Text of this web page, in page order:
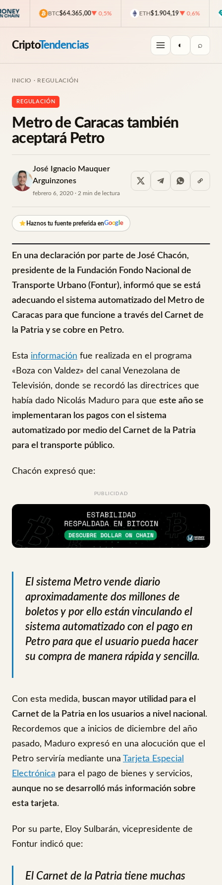
BTC$64.365,00▼ 0,5% ETH$1.904,19▼ 0,6%
CriptoTendencias ◐ ⌕
INICIO · REGULACIÓN
REGULACIÓN
Metro de Caracas también
aceptará Petro
José Ignacio Mauquer
Arguinzones
febrero 6, 2020 · 2 min de lectura
Haznos tu fuente preferida enGoog e
En una declaración por parte de José Chacón,
presidente de la Fundación Fondo Nacional de
Transporte Urbano (Fontur), informó que se está
adecuando el sistema automatizado del Metro de
Caracas para que funcione a través del Carnet de
la Patria y se cobre en Petro.
Esta información fue realizada en el programa
«Boza con Valdez» del canal Venezolana de
Televisión, donde se recordó las directrices que
había dado Nicolás Maduro para que este año se
implementaran los pagos con el sistema
automatizado por medio del Carnet de la Patria
para el transporte público.
Chacón expresó que:
PUBLICIDAD
El sistema Metro vende diario
aproximadamente dos millones de
boletos y por ello están vinculando el
sistema automatizado con el pago en
Petro para que el usuario pueda hacer
su compra de manera rápida y sencilla.
Con esta medida, buscan mayor utilidad para el
Carnet de la Patria en los usuarios a nivel nacional .
Recordemos que a inicios de diciembre del año
pasado, Maduro expresó en una alocución que el
Petro serviría mediante una Tarjeta Especial
Electrónica para el pago de bienes y servicios,
aunque no se desarrolló más información sobre
esta tarjeta.
Por su parte, Eloy Sulbarán, vicepresidente de
Fontur indicó que:
El Carnet de la Patria tiene muchas